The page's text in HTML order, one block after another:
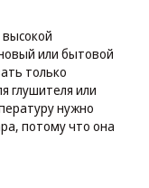
или бытовой
только
глушителя или
нужно
потому что она